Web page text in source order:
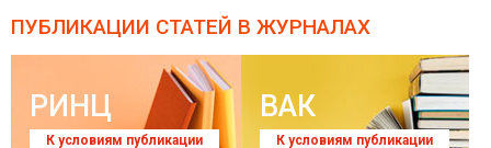
ПУБЛИКАЦИИ СТАТЕЙ В ЖУРНАЛАХ
РИНЦ
К условиям публикации
ВАК
К условиям публикации